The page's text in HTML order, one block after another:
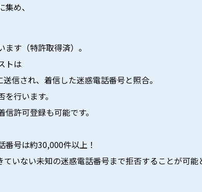
め、
す（特許取得済）。
トは
信され、着信した迷惑電話番号と照合。
行います。
許可登録も可能です。
号は約30,000件以上！
いない未知の迷惑電話番号まで拒否することが可能